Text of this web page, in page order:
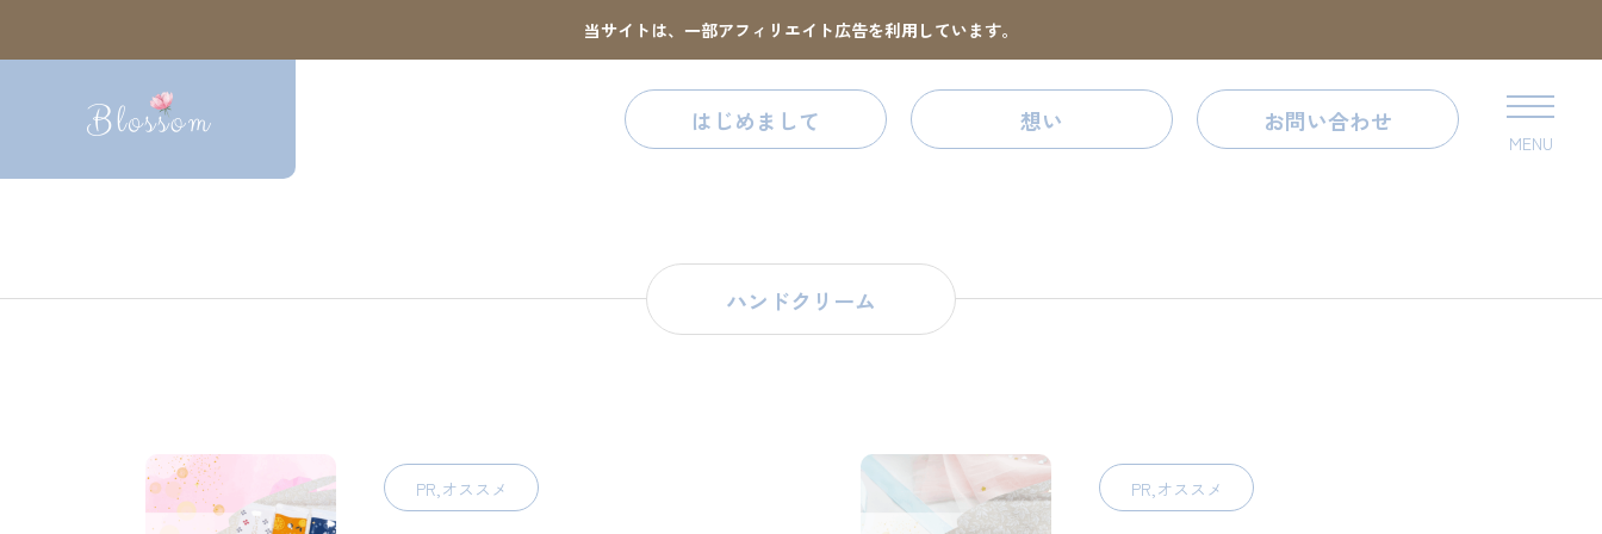
当サイトは、一部アフィリエイト広告を利用しています。
はじめまして 想い お問い合わせ
MENU
ハンドクリーム
PR,オススメ PR,オススメ